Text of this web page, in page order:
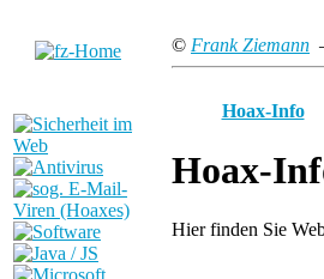
© Frank Ziemann
Hoax-Info
Hoax-
Hier finden Sie